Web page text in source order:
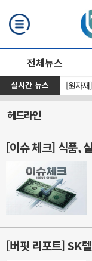
전체뉴스
실시간 뉴스
[위클리 ETF] 8月 1주차, ‘SOL SK하이닉스선물단일종목인버스2X’ 수익률 43%...코스닥 ETF로 머니무브
헤드라인